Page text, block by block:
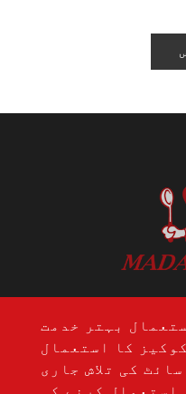
بہتر خدمت
کا استعمال
کی تلاش جاری
کرنے کی
تائیچنگ